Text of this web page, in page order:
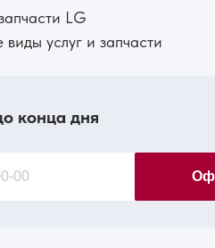
LG
услуг и запчасти
конца дня